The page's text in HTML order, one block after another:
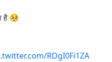
है 🥺
RDgI0Fi1ZA